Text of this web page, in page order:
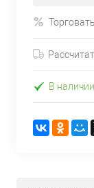
В наличии